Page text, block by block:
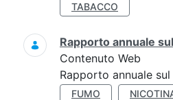
TABACCO
Rapporto annuale
Contenuto Web
Rapporto annuale
FUMO